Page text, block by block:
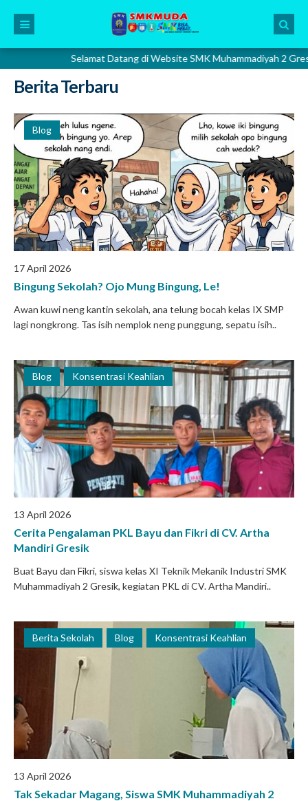
Selamat Datang di Website SMK Muhammadiyah 2 Gresik. Islami -
Berita Terbaru
Blog
17 April 2026
Bingung Sekolah? Ojo Mung Bingung, Le!
Awan kuwi neng kantin sekolah, ana telung bocah kelas IX SMP
lagi nongkrong. Tas isih nemplok neng punggung, sepatu isih..
Blog Konsentrasi Keahlian
13 April 2026
Cerita Pengalaman PKL Bayu dan Fikri di CV. Artha
Mandiri Gresik
Buat Bayu dan Fikri, siswa kelas XI Teknik Mekanik Industri SMK
Muhammadiyah 2 Gresik, kegiatan PKL di CV. Artha Mandiri..
Berita Sekolah Blog Konsentrasi Keahlian
13 April 2026
Tak Sekadar Magang, Siswa SMK Muhammadiyah 2